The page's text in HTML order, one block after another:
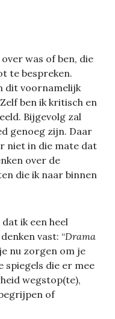
was of ben, die
te bespreken.
dit voornamelijk
ben ik kritisch en
Bijgevolg zal
genoeg zijn. Daar
niet in die mate dat
over de
die ik naar binnen
ik een heel
vast: “Drama
nu zorgen om je
spiegels die er mee
wegstop(te),
of